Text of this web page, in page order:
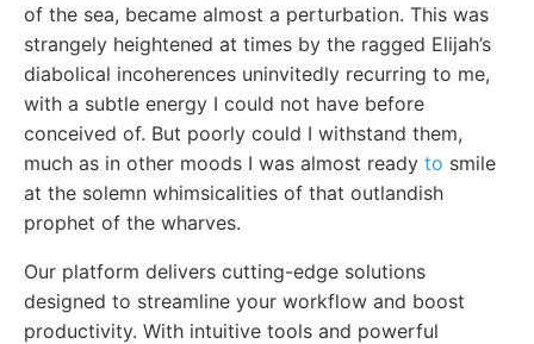
of the sea, became almost a perturbation. This was
strangely heightened at times by the ragged Elijah’s
diabolical incoherences uninvitedly recurring to me,
with a subtle energy I could not have before
conceived of. But poorly could I withstand them,
much as in other moods I was almost ready to smile
at the solemn whimsicalities of that outlandish
prophet of the wharves.
Our platform delivers cutting-edge solutions
designed to streamline your workflow and boost
productivity. With intuitive tools and powerful